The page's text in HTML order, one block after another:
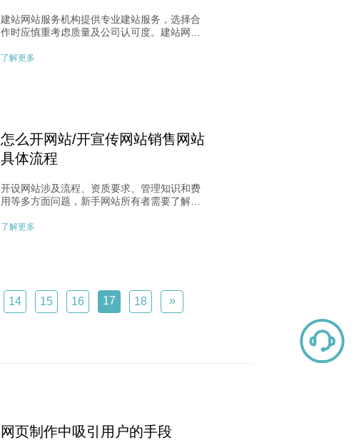
建站网站服务机构提供专业建站服务，选择合
作时应慎重考虑质量及公司认可度。建站网站
赖其他系统。专业机构具备严谨的网页制作流
了解更多
怎么开网站/开宣传网站销售网站
具体流程
开设网站涉及流程、资质要求、管理知识和费
用等多方面问题，新手网站所有者需要了解的
定位，成本与界面功能直接相关。在选择建站
法访问，需合理安排时间，避免影响推广。
了解更多
14 15 16 17 18 »
网页制作中吸引用户的手段